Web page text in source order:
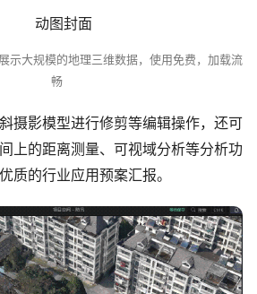
示大规模的地理三维数据，使用免费，加载流
畅
摄影模型进行修剪等编辑操作，还可
上的距离测量、可视域分析等分析功
质的行业应用预案汇报。